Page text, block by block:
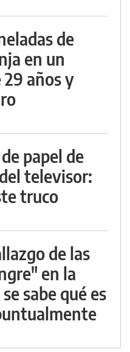
de
en un
29 años y
papel de
televisor:
truco
de las
en la
sabe qué es